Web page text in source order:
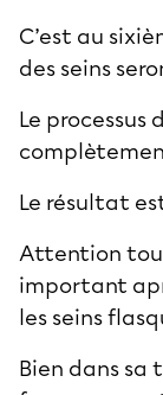
C’est au
des seins
Le
Le résultat
Attention
important
les seins
Bien dans sa